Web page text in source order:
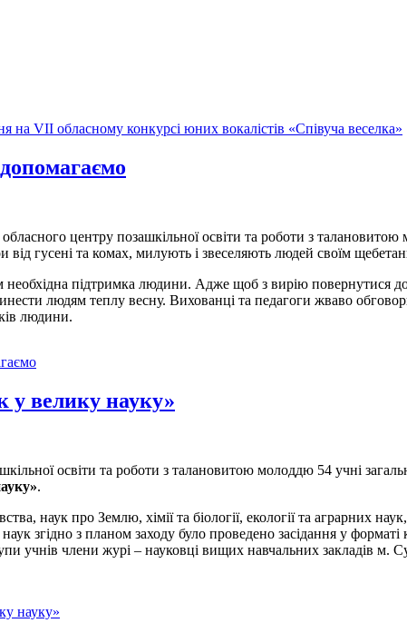
на VII обласному конкурсі юних вокалістів «Співуча веселка»
центру позашкільної освіти та роботи з
від гусені та комах, милують і звеселяють людей своїм
підтримка людини. Адже щоб з вирію повернутися
людям теплу весну. Вихованці та педагоги жваво
людини.
у велику науку»
освіти та роботи з талановитою молоддю 54 учні
.
наук про Землю, хімії та біології, екології та аграрних
згідно з планом заходу було проведено засідання у
учнів члени журі – науковці вищих навчальних закладів м.
науку»